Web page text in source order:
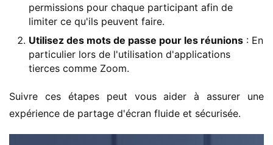
permissions pour chaque participant afin de
limiter ce qu'ils peuvent faire.
Utilisez des mots de passe pour les réunions : En
particulier lors de l'utilisation d'applications
tierces comme Zoom.
Suivre ces étapes peut vous aider à assurer une
expérience de partage d'écran fluide et sécurisée.